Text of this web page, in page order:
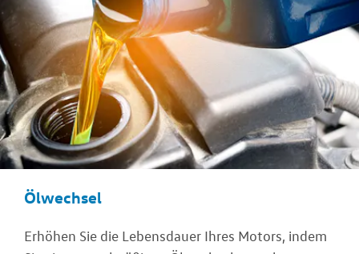
Ölwechsel
Erhöhen Sie die Lebensdauer Ihres Motors, indem